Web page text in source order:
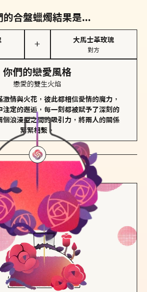
的合盤蠟燭結果是...
＋
大馬士革玫瑰
對方
你們的戀愛風格
戀愛的雙生火焰
激情與火花，彼此都相信愛情的魔力，
注定的邂逅，每一刻都被賦予了深刻的
個浪漫型之間的吸引力，將兩人的關係
緊緊相繫。
的主調蠟燭是...